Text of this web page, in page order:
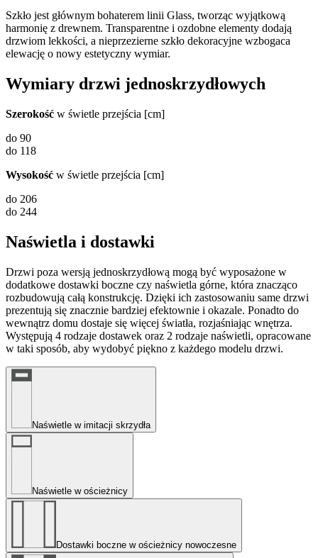
Szkło jest głównym bohaterem linii Glass, tworząc wyjątkową
harmonię z drewnem. Transparentne i ozdobne elementy dodają
drzwiom lekkości, a nieprzezierne szkło dekoracyjne wzbogaca
elewację o nowy estetyczny wymiar.
Wymiary drzwi jednoskrzydłowych
Szerokość w świetle przejścia [cm]
do 90
do 118
Wysokość w świetle przejścia [cm]
do 206
do 244
Naświetla i dostawki
Drzwi poza wersją jednoskrzydłową mogą być wyposażone w
dodatkowe dostawki boczne czy naświetla górne, która znacząco
rozbudowują całą konstrukcję. Dzięki ich zastosowaniu same drzwi
prezentują się znacznie bardziej efektownie i okazale. Ponadto do
wewnątrz domu dostaje się więcej światła, rozjaśniając wnętrza.
Występują 4 rodzaje dostawek oraz 2 rodzaje naświetli, opracowane
w taki sposób, aby wydobyć piękno z każdego modelu drzwi.
Naświetle w imitacji skrzydła
Naświetle w ościeżnicy
Dostawki boczne w ościeżnicy nowoczesne